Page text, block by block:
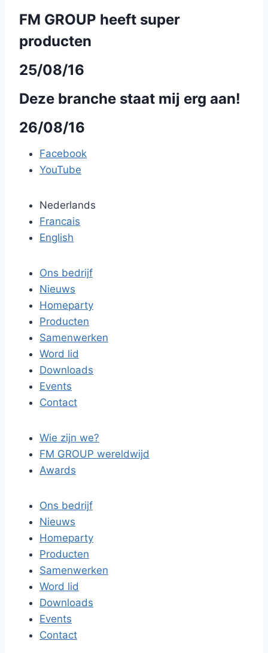
FM GROUP heeft super
producten
25/08/16
Deze branche staat mij erg aan!
26/08/16
Facebook
YouTube
Nederlands
Francais
English
Ons bedrijf
Nieuws
Homeparty
Producten
Samenwerken
Word lid
Downloads
Events
Contact
Wie zijn we?
FM GROUP wereldwijd
Awards
Ons bedrijf
Nieuws
Homeparty
Producten
Samenwerken
Word lid
Downloads
Events
Contact